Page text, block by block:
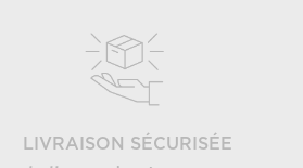
LIVRAISON SÉCURISÉE